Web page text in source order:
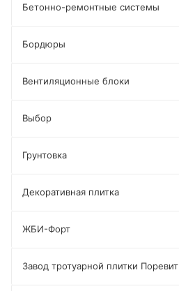
Бетонно-ремонтные системы
Бордюры
Вентиляционные блоки
Выбор
Грунтовка
Декоративная плитка
ЖБИ-Форт
Завод тротуарной плитки Поревит